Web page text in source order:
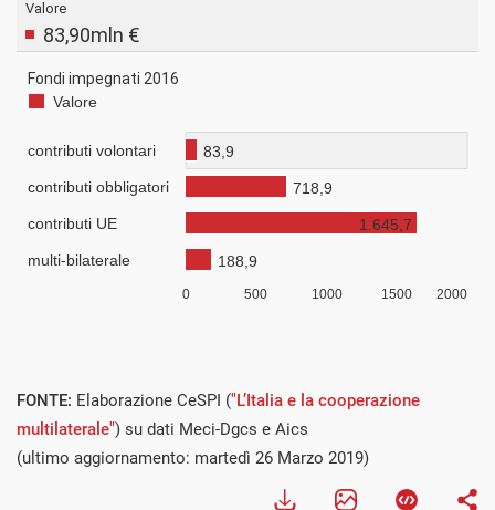
FONTE: Elaborazione CeSPI ("L’Italia e la cooperazione
multilaterale") su dati Meci-Dgcs e Aics
(ultimo aggiornamento: martedì 26 Marzo 2019)